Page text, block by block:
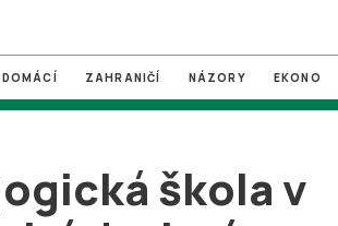
DOMÁCÍ ZAHRANIČÍ NÁZORY
škola v